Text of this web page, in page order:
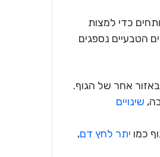
כדי למצות
הטבעיים נספגים
אחר של הגוף.
שינויים
כמו יתר לחץ דם,